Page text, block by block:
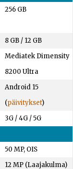
256 GB
8 GB / 12 GB
Mediatek Dimensity
8200 Ultra
Android 15
(päivitykset)
3G / 4G / 5G
50 MP, OIS
12 MP (Laajakulma)